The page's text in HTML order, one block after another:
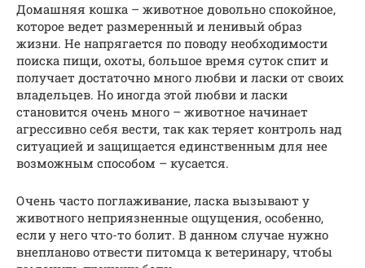
Домашняя кошка – животное довольно спокойное,
которое ведет размеренный и ленивый образ
жизни. Не напрягается по поводу необходимости
поиска пищи, охоты, большое время суток спит и
получает достаточно много любви и ласки от своих
владельцев. Но иногда этой любви и ласки
становится очень много – животное начинает
агрессивно себя вести, так как теряет контроль над
ситуацией и защищается единственным для нее
возможным способом – кусается.
Очень часто поглаживание, ласка вызывают у
животного неприязненные ощущения, особенно,
если у него что-то болит. В данном случае нужно
внепланово отвести питомца к ветеринару, чтобы